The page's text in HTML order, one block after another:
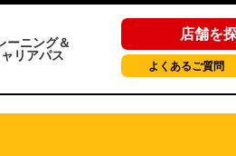
ーニング＆
リアパス
店舗を
よくあるご質問